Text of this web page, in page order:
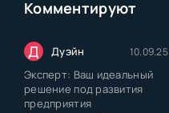
Комментируют
Д Дуэйн 10.09.25
Эксперт: Ваш идеальный
решение под развития
предприятия